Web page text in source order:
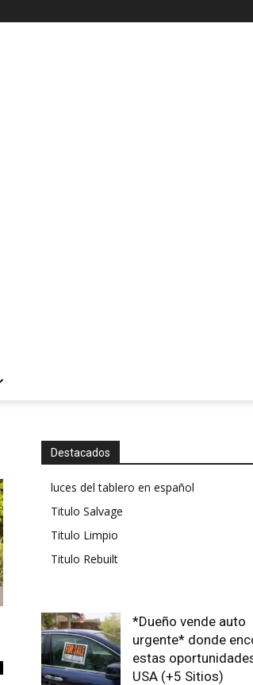
Destacados
luces del tablero en español
Titulo Salvage
Titulo Limpio
Titulo Rebuilt
*Dueño vende auto
urgente* donde
estas
USA (+5 Sitios)